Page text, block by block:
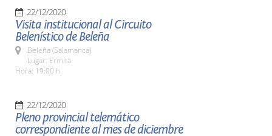
22/12/2020
Visita institucional al Circuito
Belenístico de Beleña
Beleña (Salamanca)
Lugar: Ermita
Hora: 19:00 h.
22/12/2020
Pleno provincial telemático
correspondiente al mes de diciembre